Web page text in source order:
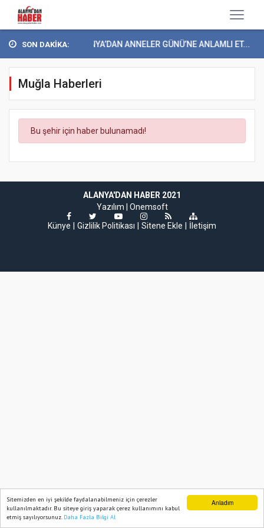
Anladım
Sitemizden en iyi şekilde faydalanabilmeniz için çerezler
kullanılmaktadır. Bu siteye giriş yaparak çerez kullanımını kabul
etmiş sayılıyorsunuz. Daha Fazla Bilgi Al
SON DAKİKA:
YEŞİLAY ALANYA’DAN ANNELER GÜNÜ’NE ANLAMLI ET...
Muğla Haberleri
Bu şehir için haber bulunamadı!
ALANYA'DAN HABER 2021
Yazılım | Onemsoft
Künye
Gizlilik Politikası Sitene Ekle İletişim
Ana Sayfa Web TV